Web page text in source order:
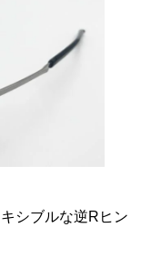
シブルな逆Rヒン